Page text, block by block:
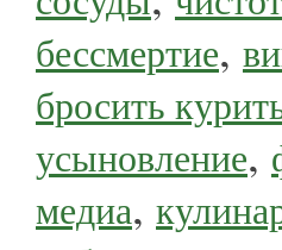
бессмертие,
бросить
усыновление,
медиа,